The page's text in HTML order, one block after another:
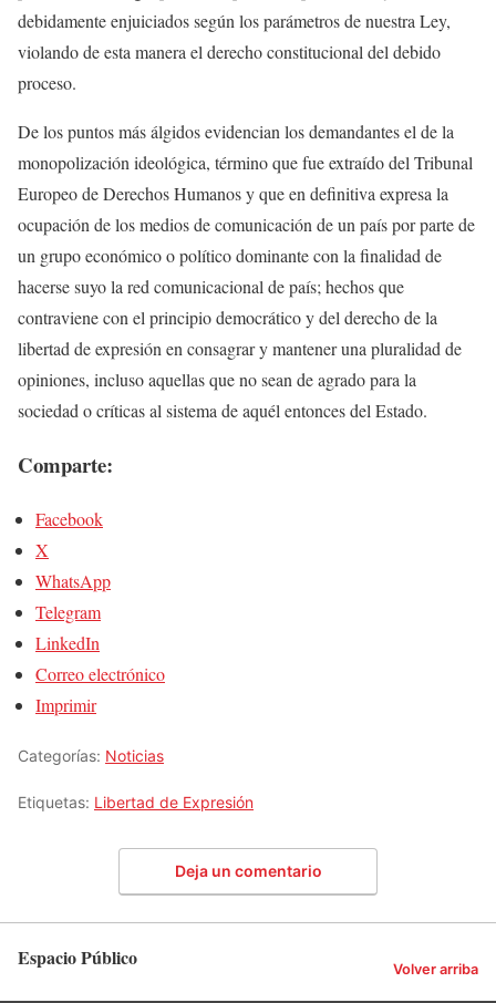
debidamente enjuiciados según los parámetros de nuestra Ley,
violando de esta manera el derecho constitucional del debido
proceso.
De los puntos más álgidos evidencian los demandantes el de la
monopolización ideológica, término que fue extraído del Tribunal
Europeo de Derechos Humanos y que en definitiva expresa la
ocupación de los medios de comunicación de un país por parte de
un grupo económico o político dominante con la finalidad de
hacerse suyo la red comunicacional de país; hechos que
contraviene con el principio democrático y del derecho de la
libertad de expresión en consagrar y mantener una pluralidad de
opiniones, incluso aquellas que no sean de agrado para la
sociedad o críticas al sistema de aquél entonces del Estado.
Comparte:
Facebook
X
WhatsApp
Telegram
LinkedIn
Correo electrónico
Imprimir
Categorías: Noticias
Etiquetas: Libertad de Expresión
Deja un comentario
Espacio Público Volver arriba